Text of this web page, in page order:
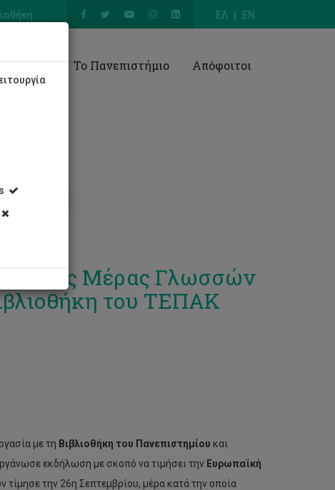
ΕΛ EN
Έρευνα Το Πανεπιστήμιο Απόφοιτοι
Μέρας Γλωσσών
του ΤΕΠΑΚ
με τη Βιβλιοθήκη του Πανεπιστημίου και
εκδήλωση με σκοπό να τιμήσει την Ευρωπαϊκή
την 26η Σεπτεμβρίου, μέρα κατά την οποία